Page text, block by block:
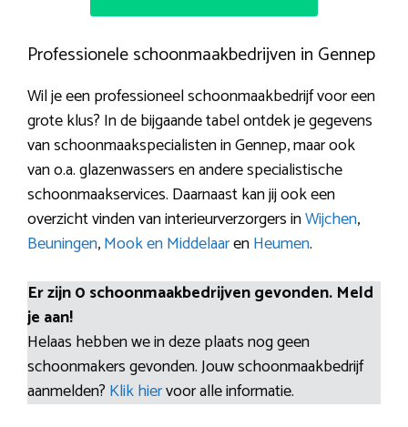
Professionele schoonmaakbedrijven in Gennep
Wil je een professioneel schoonmaakbedrijf voor een
grote klus? In de bijgaande tabel ontdek je gegevens
van schoonmaakspecialisten in Gennep, maar ook
van o.a. glazenwassers en andere specialistische
schoonmaakservices. Daarnaast kan jij ook een
overzicht vinden van interieurverzorgers inWijchen,
Beuningen,Mook en MiddelaarenHeumen.
Er zijn 0 schoonmaakbedrijven gevonden. Meld
je aan!
Helaas hebben we in deze plaats nog geen
schoonmakers gevonden. Jouw schoonmaakbedrijf
aanmelden? Klik hiervoor alle informatie.